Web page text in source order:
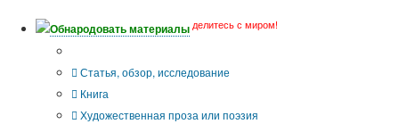
Обнародовать материалы делитесь с миром!
Статья, обзор, исследование
Книга
Художественная проза или поэзия